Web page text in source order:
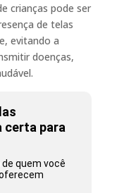
crianças pode ser
de telas
evitando a
doenças,
certa para
quem você